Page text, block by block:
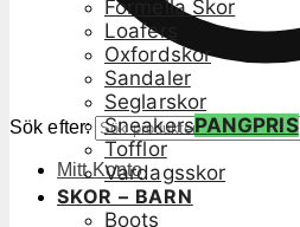
Sök efter:
Mitt Konto
Formella Skor
Loafers
Oxfordskor
Sandaler
Seglarskor
SneakersPANGPRIS
Tofflor
Vardagsskor
SKOR – BARN
Boots